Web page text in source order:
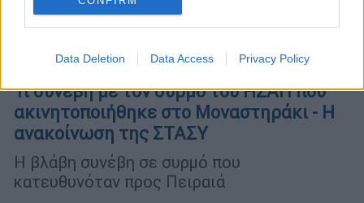
Data Deletion Data Access Privacy Policy
20.09.2025 21:09
Τι συνέβη με τον συρμό του ΗΣΑΠ που
ακινητοποιήθηκε στο Μοναστηράκι - Η
ανακοίνωση της ΣΤΑΣΥ
Η βλάβη συνέβη σε συρμό που
κατευθυνόταν προς Πειραιά